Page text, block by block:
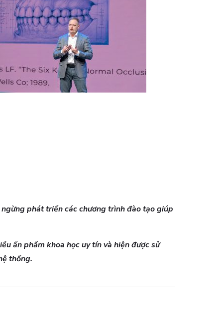
phát triển các chương trình đào tạo giúp
ấn phẩm khoa học uy tín và hiện được sử
thống.